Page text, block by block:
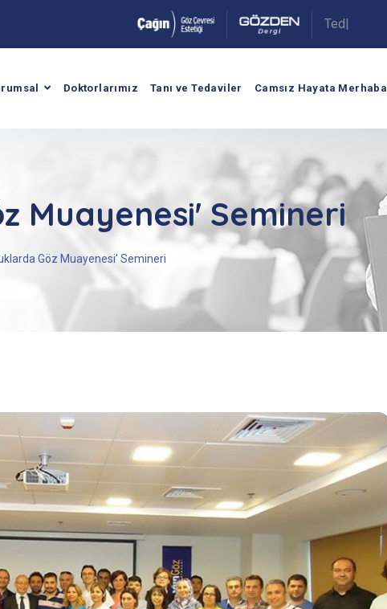
.
Teda
Doktorlarımız Tanı ve Tedaviler Camsız Hayata Merhaba
Muayenesi' Semineri
Göz Muayenesi' Semineri